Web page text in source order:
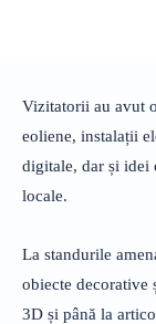
Vizitatorii au avut
eoliene, instalații
digitale, dar și idei
locale.
La standurile
obiecte decorative
3D și până la